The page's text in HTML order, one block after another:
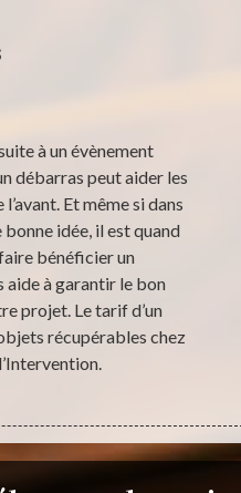
à un évènement
débarras peut aider les
Et même si dans
idée, il est quand
bénéficier un
aide à garantir le bon
projet. Le tarif d’un
récupérables chez